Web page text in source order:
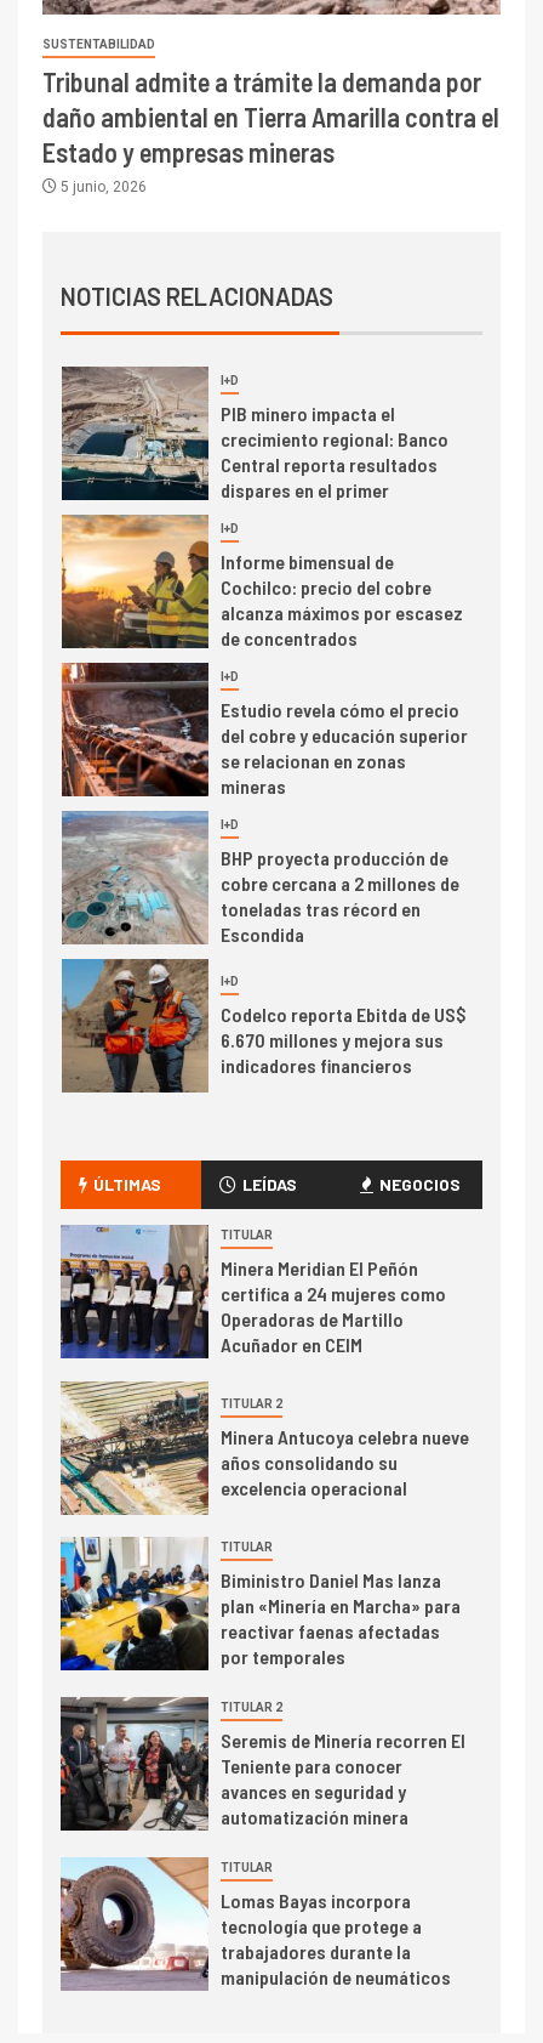
SUSTENTABILIDAD
Tribunal admite a trámite la demanda por
daño ambiental en Tierra Amarilla contra el
Estado y empresas mineras
5 junio, 2026
NOTICIAS RELACIONADAS
1 I+D
Codelco Ventanas prueba
camión 100% eléctrico para
transportar cátodos al Puerto
Producción minera en mayo de
2026 cae 10,6%
3 I+D
PIB minero impacta el
crecimiento regional: Banco
Central reporta resultados
dispares en el primer
4 I+D
Informe bimensual de
Cochilco: precio del cobre
alcanza máximos por escasez
de concentrados
5 I+D
Estudio revela cómo el precio
del cobre y educación superior
se relacionan en zonas
mineras
6 I+D
BHP proyecta producción de
cobre cercana a 2 millones de
toneladas tras récord en
Escondida
I+D
Codelco reporta Ebitda de US$
6.670 millones y mejora sus
indicadores financieros
camión 100% eléctrico para
transportar cátodos al Puerto
de San Antonio
2
I+D
Producción minera en mayo de
2026 cae 10,6%
3 I+D
PIB minero impacta el
crecimiento regional: Banco
Central reporta resultados
trimestre
4 I+D
Informe bimensual de
Cochilco: precio del cobre
alcanza máximos por escasez
de concentrados
5 I+D
Estudio revela cómo el precio
del cobre y educación superior
se relacionan en zonas
mineras
6 I+D
BHP proyecta producción de
cobre cercana a 2 millones de
toneladas tras récord en
Escondida
ÚLTIMAS LEÍDAS NEGOCIOS
TITULAR
Minera Meridian El Peñón
certifica a 24 mujeres como
Operadoras de Martillo
Acuñador en CEIM
TITULAR 2
Minera Antucoya celebra nueve
años consolidando su
excelencia operacional
TITULAR
Biministro Daniel Mas lanza
plan «Minería en Marcha» para
reactivar faenas afectadas
por temporales
TITULAR 2
Seremis de Minería recorren El
Teniente para conocer
avances en seguridad y
automatización minera
TITULAR
Lomas Bayas incorpora
tecnología que protege a
trabajadores durante la
manipulación de neumáticos